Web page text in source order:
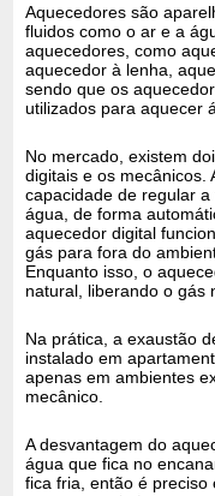
Aquecedores são
fluidos como o ar e a
aquecedores, como
aquecedor à lenha,
sendo que os
utilizados para aquecer
No mercado, existem
digitais e os mecânicos.
capacidade de regular
água, de forma
aquecedor digital
gás para fora do
Enquanto isso, o
natural, liberando o gás
Na prática, a exaustão
instalado em
apenas em ambientes
mecânico.
A desvantagem do
água que fica no
fica fria, então é